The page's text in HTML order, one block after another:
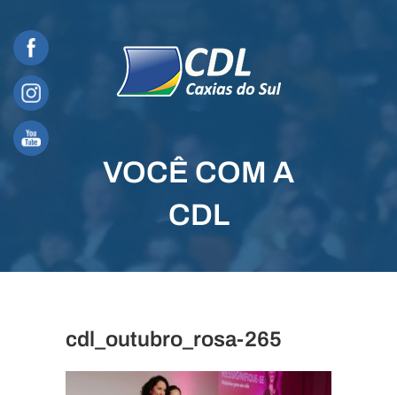
content
VOCÊ COM A
CDL
cdl_outubro_rosa-265